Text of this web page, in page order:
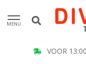
MENU
VOOR